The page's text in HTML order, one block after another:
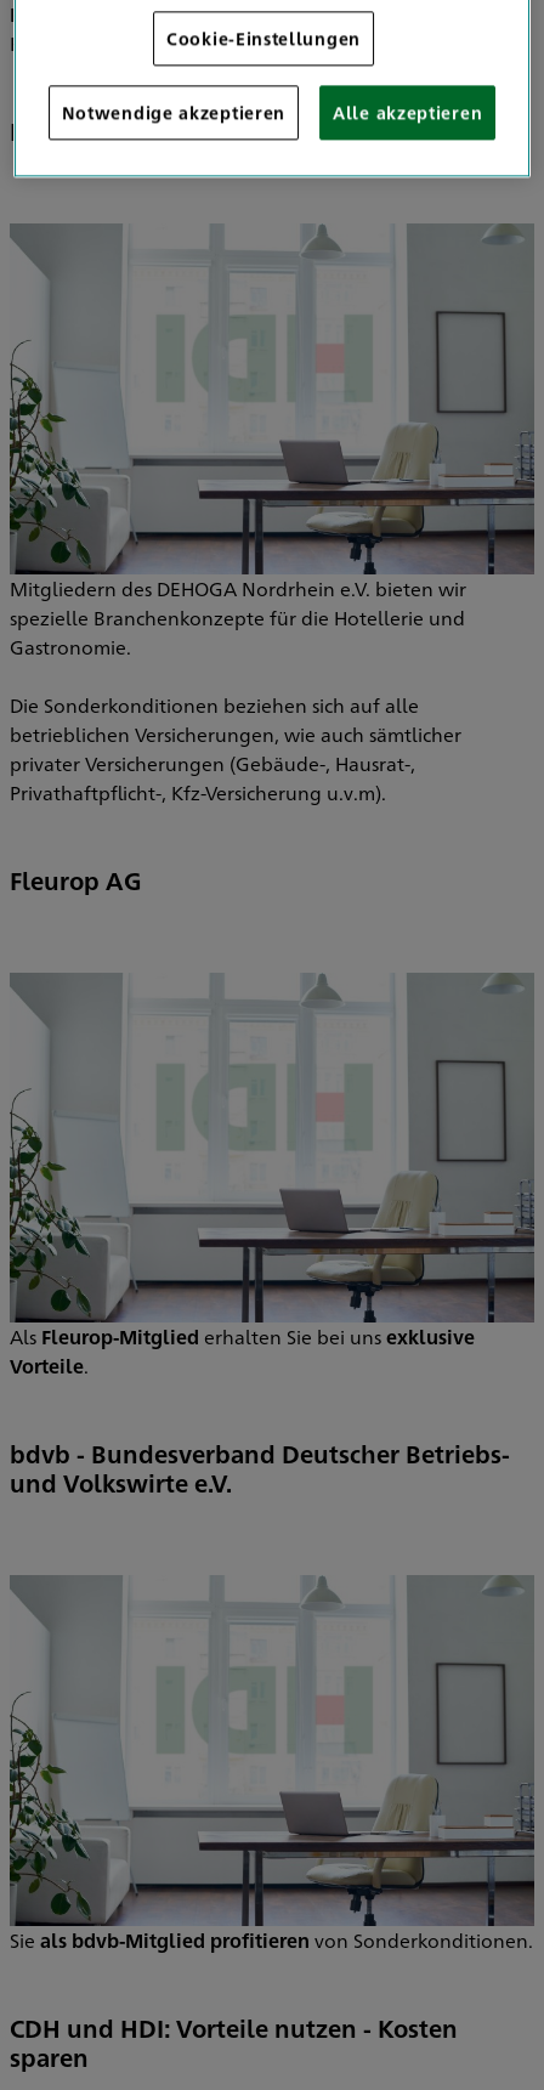
Reservist
bei HDI und nutzen Sie unsere langjährige
Partnerschaft.
DEHOGA Nordrhein e.V.
Mitgliedern des DEHOGA Nordrhein e.V. bieten wir
spezielle Branchenkonzepte für die Hotellerie und
Gastronomie.
Die Sonderkonditionen beziehen sich auf alle
betrieblichen Versicherungen, wie auch sämtlicher
privater Versicherungen (Gebäude-, Hausrat-,
Privathaftpflicht-, Kfz-Versicherung u.v.m).
Fleurop AG
Als Fleurop-Mitglied erhalten Sie bei unsexklusive
Vorteile.
bdvb - Bundesverband Deutscher Betriebs-
und Volkswirte e.V.
Sie als bdvb-Mitglied profitieren von Sonderkonditionen.
CDH und HDI: Vorteile nutzen - Kosten
sparen
Cookie-Einstellungen
Notwendige akzeptieren Alle akzeptieren